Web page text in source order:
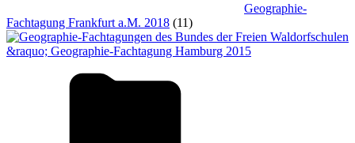
Geographie-
Fachtagung Frankfurt a.M. 2018 (11)